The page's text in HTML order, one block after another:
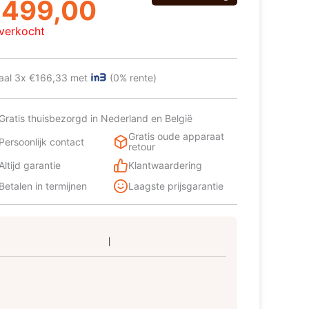
499,00
3x €166,33 met (0% rente)
Gratis thuisbezorgd in Nederland en België
Persoonlijk contact
Gratis oude apparaat
retour
Altijd garantie
Klantwaardering
Betalen in termijnen
Laagste prijsgarantie